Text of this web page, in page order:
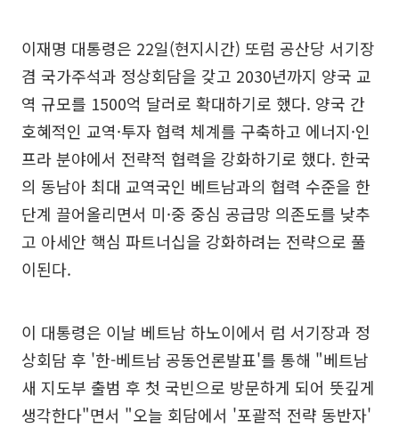
이재명 대통령은 22일(현지시간) 또럼 공산당 서기장
겸 국가주석과 정상회담을 갖고 2030년까지 양국 교
역 규모를 1500억 달러로 확대하기로 했다. 양국 간
호혜적인 교역·투자 협력 체계를 구축하고 에너지·인
프라 분야에서 전략적 협력을 강화하기로 했다. 한국
의 동남아 최대 교역국인 베트남과의 협력 수준을 한
단계 끌어올리면서 미·중 중심 공급망 의존도를 낮추
고 아세안 핵심 파트너십을 강화하려는 전략으로 풀
이된다.
이 대통령은 이날 베트남 하노이에서 럼 서기장과 정
상회담 후 '한-베트남 공동언론발표'를 통해 "베트남
새 지도부 출범 후 첫 국빈으로 방문하게 되어 뜻깊게
생각한다"면서 "오늘 회담에서 '포괄적 전략 동반자'